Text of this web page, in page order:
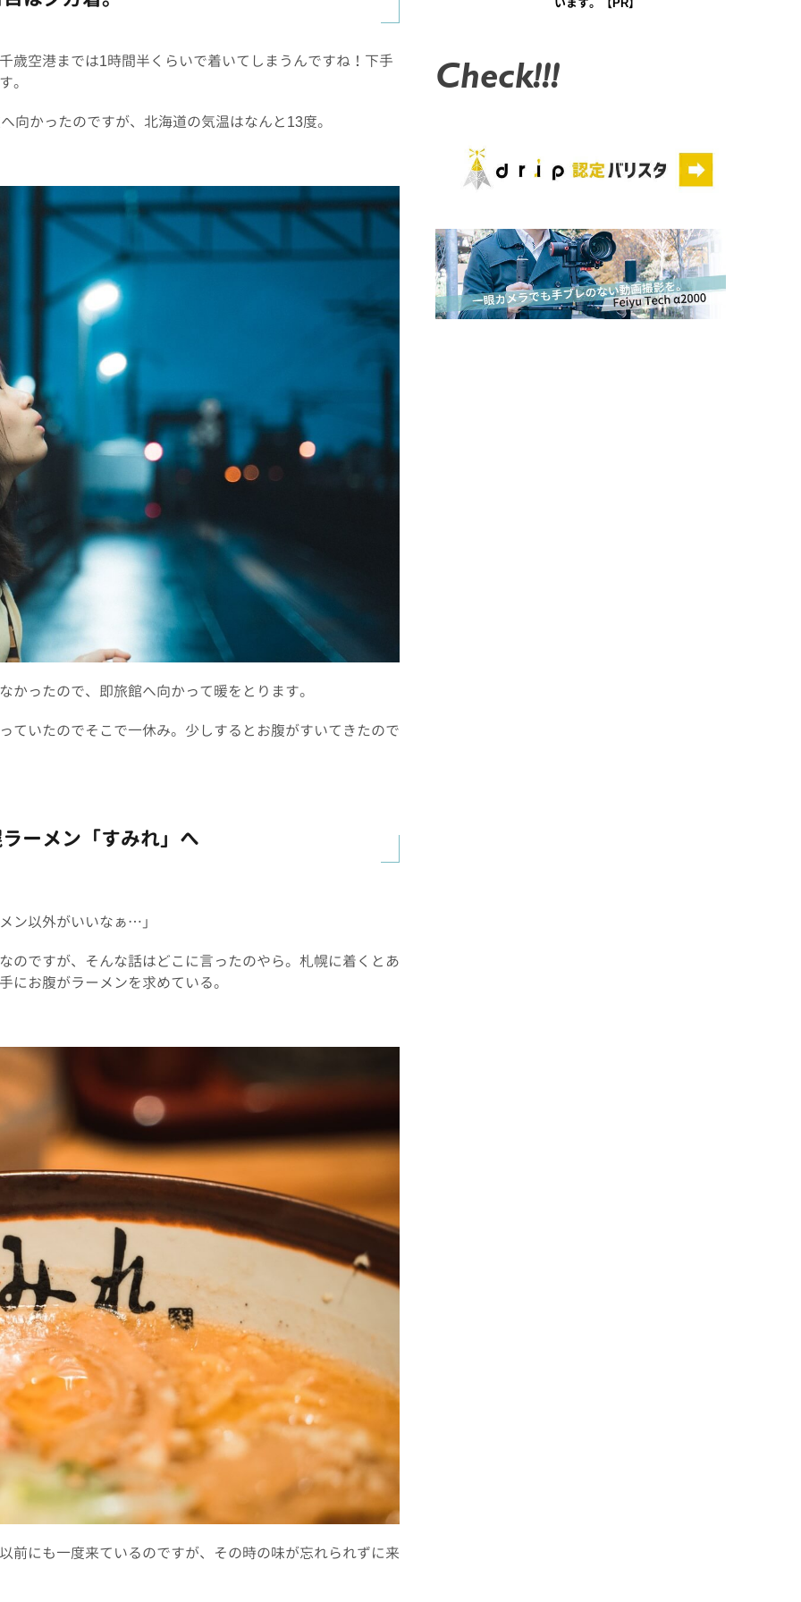
歳空港までは1時間半くらいで着いてしまうんですね！下手
。
かったのですが、北海道の気温はなんと13度。
ったので、即旅館へ向かって暖をとります。
ていたのでそこで一休み。少しするとお腹がすいてきたので
ーメン「すみれ」へ
ン以外がいいなぁ…」
のですが、そんな話はどこに言ったのやら。札幌に着くとあ
お腹がラーメンを求めている。
前にも一度来ているのですが、その時の味が忘れられずに来
Check!!!